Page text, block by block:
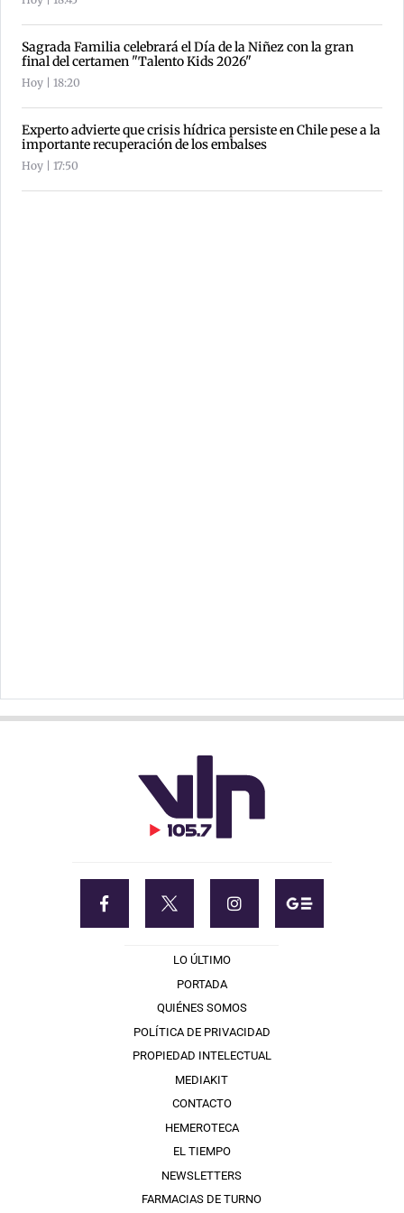
Sagrada Familia celebrará el Día de la Niñez con la gran
final del certamen "Talento Kids 2026"
Hoy | 18:20
Experto advierte que crisis hídrica persiste en Chile pese a la
importante recuperación de los embalses
Hoy | 17:50
LO ÚLTIMO
PORTADA
QUIÉNES SOMOS
POLÍTICA DE PRIVACIDAD
PROPIEDAD INTELECTUAL
MEDIAKIT
CONTACTO
HEMEROTECA
EL TIEMPO
NEWSLETTERS
FARMACIAS DE TURNO